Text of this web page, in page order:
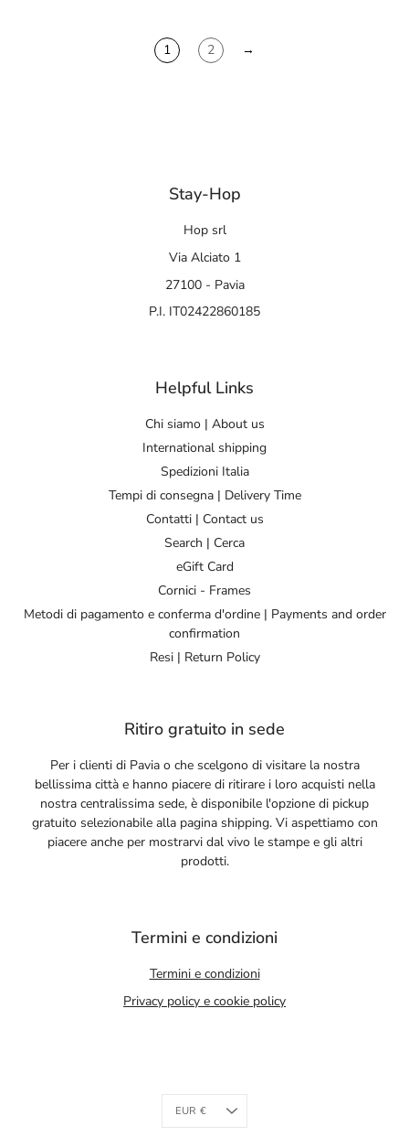
1 2 →
Stay-Hop
Hop srl
Via Alciato 1
27100 - Pavia
P.I. IT02422860185
Helpful Links
Chi siamo | About us
International shipping
Spedizioni Italia
Tempi di consegna | Delivery Time
Contatti | Contact us
Search | Cerca
eGift Card
Cornici - Frames
Metodi di pagamento e conferma d'ordine | Payments and order
confirmation
Resi | Return Policy
Ritiro gratuito in sede
Per i clienti di Pavia o che scelgono di visitare la nostra
bellissima città e hanno piacere di ritirare i loro acquisti nella
nostra centralissima sede, è disponibile l'opzione di pickup
gratuito selezionabile alla pagina shipping. Vi aspettiamo con
piacere anche per mostrarvi dal vivo le stampe e gli altri
prodotti.
Termini e condizioni
Termini e condizioni
Privacy policy e cookie policy
Currency
EUR €